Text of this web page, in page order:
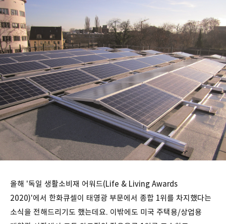
올해 '독일 생활소비재 어워드(Life & Living Awards
2020)'에서 한화큐셀이 태영광 부문에서 종합 1위를 차지했다는
소식을 전해드리기도 했는데요. 이밖에도 미국 주택용/상업용